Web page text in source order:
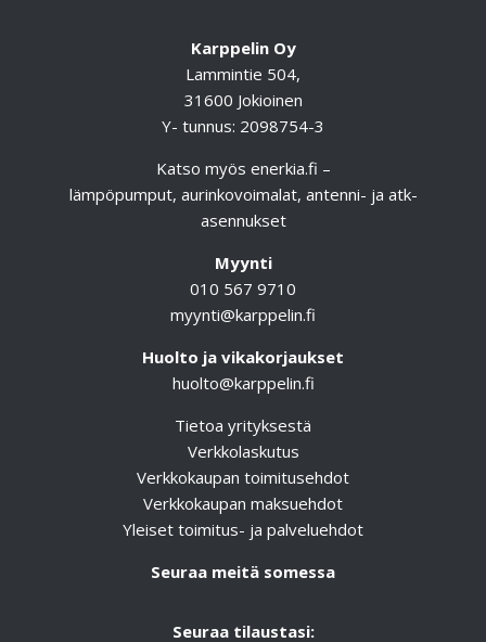
Karppelin Oy
Lammintie 504,
31600 Jokioinen
Y- tunnus: 2098754-3
Katso myös enerkia.fi –
lämpöpumput, aurinkovoimalat, antenni- ja atk-
asennukset
Myynti
010 567 9710
myynti@karppelin.fi
Huolto ja vikakorjaukset
huolto@karppelin.fi
Tietoa yrityksestä
Verkkolaskutus
Verkkokaupan toimitusehdot
Verkkokaupan maksuehdot
Yleiset toimitus- ja palveluehdot
Seuraa meitä somessa
Seuraa tilaustasi: